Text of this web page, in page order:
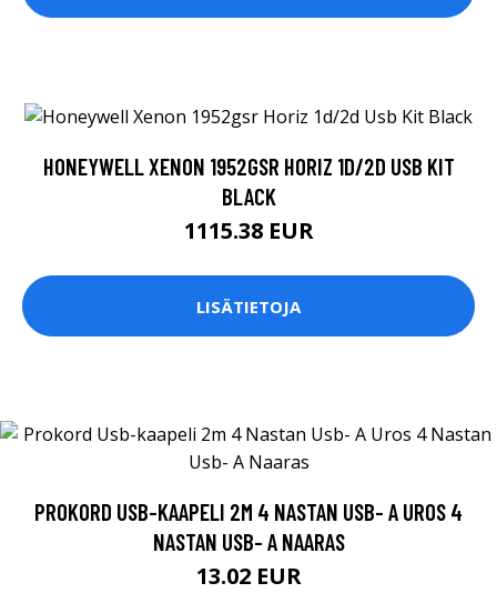
HONEYWELL XENON 1952GSR HORIZ 1D/2D USB KIT
BLACK
1115.38 EUR
LISÄTIETOJA
PROKORD USB-KAAPELI 2M 4 NASTAN USB- A UROS 4
NASTAN USB- A NAARAS
13.02 EUR